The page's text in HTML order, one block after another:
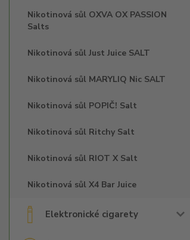
Nikotinová sůl OXVA OX PASSION
Salts
Nikotinová sůl Just Juice SALT
Nikotinová sůl MARYLIQ Nic SALT
Nikotinová sůl POPIČ! Salt
Nikotinová sůl Ritchy Salt
Nikotinová sůl RIOT X Salt
Nikotinová sůl X4 Bar Juice
Elektronické cigarety